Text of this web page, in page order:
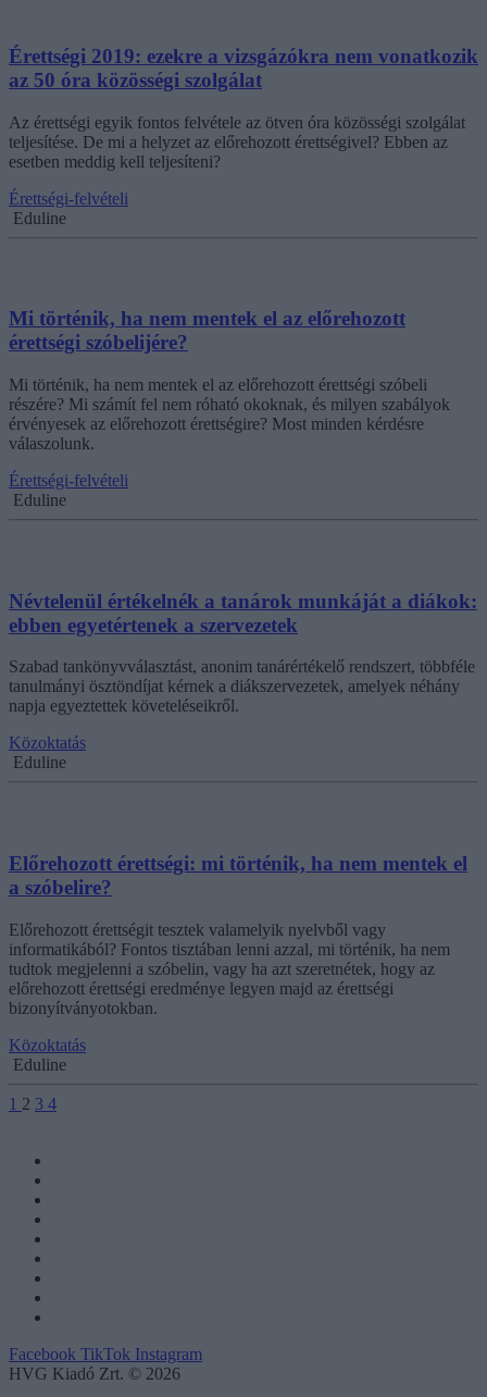
Érettségi 2019: ezekre a vizsgázókra nem vonatkozik
az 50 óra közösségi szolgálat
Az érettségi egyik fontos felvétele az ötven óra közösségi szolgálat
teljesítése. De mi a helyzet az előrehozott érettségivel? Ebben az
esetben meddig kell teljesíteni?
Érettségi-felvételi
Eduline
Mi történik, ha nem mentek el az előrehozott
érettségi szóbelijére?
Mi történik, ha nem mentek el az előrehozott érettségi szóbeli
részére? Mi számít fel nem róható okoknak, és milyen szabályok
érvényesek az előrehozott érettségire? Most minden kérdésre
válaszolunk.
Érettségi-felvételi
Eduline
Névtelenül értékelnék a tanárok munkáját a diákok:
ebben egyetértenek a szervezetek
Szabad tankönyvválasztást, anonim tanárértékelő rendszert, többféle
tanulmányi ösztöndíjat kérnek a diákszervezetek, amelyek néhány
napja egyeztettek követeléseikről.
Közoktatás
Eduline
Előrehozott érettségi: mi történik, ha nem mentek el
a szóbelire?
Előrehozott érettségit tesztek valamelyik nyelvből vagy
informatikából? Fontos tisztában lenni azzal, mi történik, ha nem
tudtok megjelenni a szóbelin, vagy ha azt szeretnétek, hogy az
előrehozott érettségi eredménye legyen majd az érettségi
bizonyítványotokban.
Közoktatás
Eduline
1 2 3 4
Facebook TikTok Instagram
HVG Kiadó Zrt. © 2026